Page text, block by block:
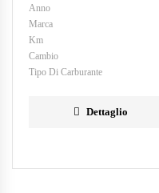
Anno
Marca
Km
Cambio
Tipo Di Carburante
Dettaglio